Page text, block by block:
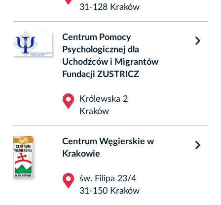
31-128 Kraków
Centrum Pomocy
Psychologicznej dla
Uchodźców i Migrantów
Fundacji ZUSTRICZ
Królewska 2
Kraków
Centrum Węgierskie w
Krakowie
św. Filipa 23/4
31-150 Kraków